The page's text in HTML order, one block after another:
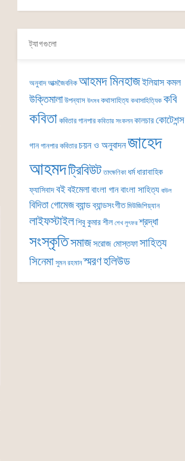
ট্যাগগুলো
অনুবাদ আত্মজৈবনিক আহমদ মিনহাজইলিয়াস কমল
উক্তিমালা উপন্যাস উৎসব কথাসাহিত্য কথাসাহিত্যিক কবি
কবিতা কবিতার গানপার কবিতার সংকলন কালচারকোটেশন্স
গান গানপার কবিতার চয়ন ও অনুবাদনজাহেদ
আহমদট্রিবিউট তাৎক্ষণিকা ধর্ম ধারাবাহিক
ফ্যাসিবাদবইবইমেলাবাংলা গানবাংলা সাহিত্য বাউল
বিদিতা গোমেজব্যান্ডব্যান্ডসংগীত মিউজিশিয়্যান
লাইফস্টাইলশিবু কুমার শীল শেখ লুৎফর শ্রদ্ধা
সংস্কৃতিসমাজসরোজ মোস্তফাসাহিত্য
সিনেমা সুমন রহমান স্মরণহলিউড